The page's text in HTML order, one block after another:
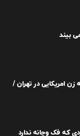
بیند
زن امریکایی در تهران /
که فک وچانه ندارد